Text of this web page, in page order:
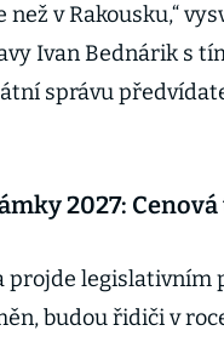
než v Rakousku,“
Ivan Bednárik s
správu
2027:
projde legislativním
budou řidiči v